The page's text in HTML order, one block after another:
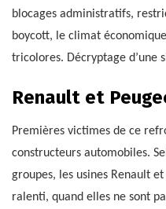
blocages administratifs,
boycott, le climat
tricolores. Décryptage d’une
Renault et
Premières victimes de ce
constructeurs automobiles.
groupes, les usines Renault
ralenti, quand elles ne sont